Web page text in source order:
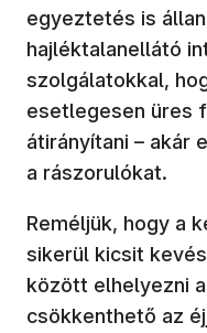
egyeztetés is
hajléktalanellátó
szolgálatokkal,
esetlegesen üres
átirányítani – akár
a rászorulókat.
Reméljük, hogy a
sikerül kicsit
között elhelyezni
csökkenthető az